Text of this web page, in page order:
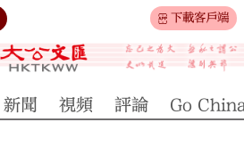
下載客戶端
新聞 視頻 評論 Go